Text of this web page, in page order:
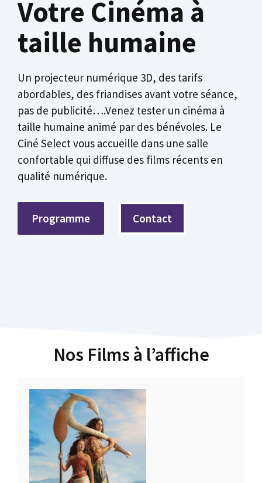
Votre Cinéma à
taille humaine
Un projecteur numérique 3D, des tarifs
abordables, des friandises avant votre séance,
pas de publicité….Venez tester un cinéma à
taille humaine animé par des bénévoles. Le
Ciné Select vous accueille dans une salle
confortable qui diffuse des films récents en
qualité numérique.
Programme Contact
Nos Films à l’affiche